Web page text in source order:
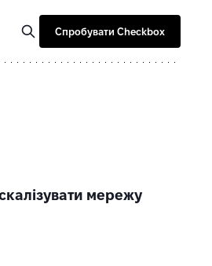
Спробувати Checkbox
мережу